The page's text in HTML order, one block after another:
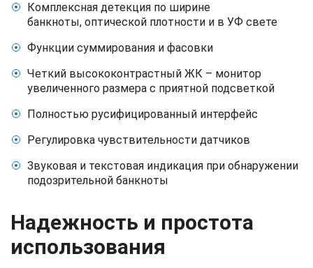
Комплексная детекция по ширине
банкноты, оптической плотности и в УФ свете
Функции суммирования и фасовки
Четкий высококонтрастный ЖК – монитор
увеличенного размера с приятной подсветкой
Полностью русифицированный интерфейс
Регулировка чувствительности датчиков
Звуковая и текстовая индикация при обнаружении
подозрительной банкноты
Надежность и простота
использования